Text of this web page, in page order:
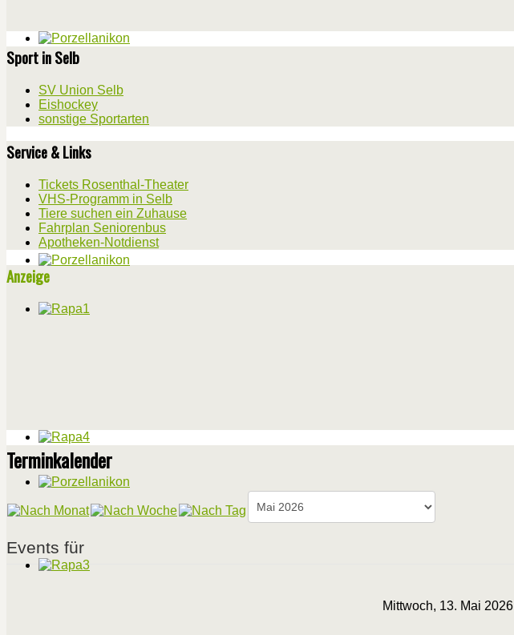
Sport in Selb
SV Union Selb
Eishockey
sonstige Sportarten
Service & Links
Tickets Rosenthal-Theater
VHS-Programm in Selb
Tiere suchen ein Zuhause
Fahrplan Seniorenbus
Apotheken-Notdienst
Anzeige
Terminkalender
Events für
Mittwoch, 13. Mai 2026